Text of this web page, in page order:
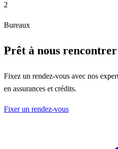
2
Bureaux
Prêt à nous
Fixez un rendez-vous avec nos
en assurances et crédits.
Fixer un rendez-vous